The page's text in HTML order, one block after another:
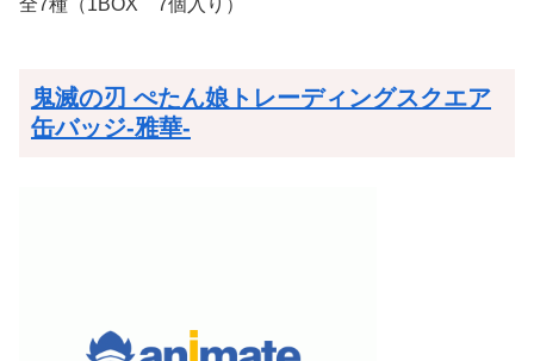
全7種（1BOX 7個入り）
鬼滅の刃 ぺたん娘トレーディングスクエア
缶バッジ-雅華-